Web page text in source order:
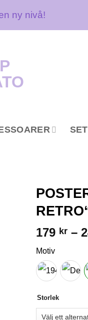
ny nivå!
179 kr –
Motiv
Storlek